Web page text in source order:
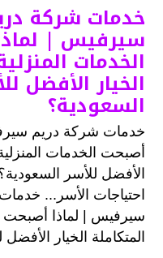
خدمات شركة
سيرفيس |
الخدمات
الخيار الأفضل
السعودية؟
خدمات شركة دريم
أصبحت الخدمات المنزلية
الأفضل للأسر
احتياجات الأسر...
سيرفيس | لماذا أصبحت
المتكاملة الخيار